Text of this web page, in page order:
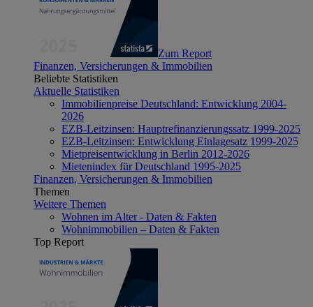
Zum Report
Finanzen, Versicherungen & Immobilien
Beliebte Statistiken
Aktuelle Statistiken
Immobilienpreise Deutschland: Entwicklung 2004-
2026
EZB-Leitzinsen: Hauptrefinanzierungssatz 1999-2025
EZB-Leitzinsen: Entwicklung Einlagesatz 1999-2025
Mietpreisentwicklung in Berlin 2012-2026
Mietenindex für Deutschland 1995-2025
Finanzen, Versicherungen & Immobilien
Themen
Weitere Themen
Wohnen im Alter - Daten & Fakten
Wohnimmobilien – Daten & Fakten
Top Report